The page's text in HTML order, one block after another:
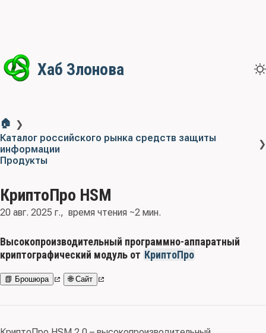
Хаб Злонова
🏠 ❯
Каталог российского рынка средств защиты
информации
❯
Продукты
КриптоПро HSM
20 авг. 2025 г. время чтения ~2 мин.
Высокопроизводительный программно-аппаратный
криптографический модуль от КриптоПро
📗 Брошюра 🌐 Сайт